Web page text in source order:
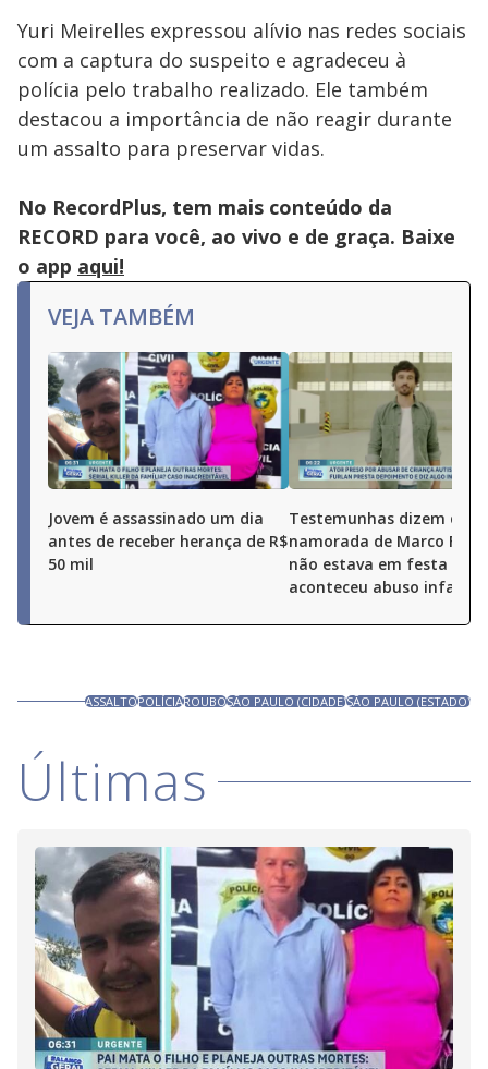
Yuri Meirelles expressou alívio nas redes sociais
com a captura do suspeito e agradeceu à
polícia pelo trabalho realizado. Ele também
destacou a importância de não reagir durante
um assalto para preservar vidas.
No RecordPlus, tem mais conteúdo da
RECORD para você, ao vivo e de graça. Baixe
o app aqui!
VEJA TAMBÉM
Jovem é assassinado um dia
antes de receber herança de R$
50 mil
Testemunhas dizem que
namorada de Marco
não estava em festa
aconteceu abuso infantil
ASSALTOPOLÍCIAROUBOSÃO PAULO (CIDADE)SÃO PAULO (ESTADO)
Últimas